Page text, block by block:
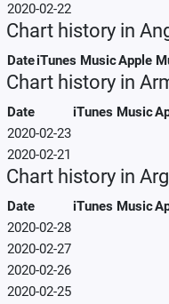
2020-02-22
Chart history in
DateiTunes MusicApple
Chart history in
Date iTunes Music
2020-02-23
2020-02-21
Chart history in
Date iTunes Music
2020-02-28
2020-02-27
2020-02-26
2020-02-25